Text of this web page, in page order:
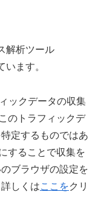
解析ツール
います。
ックデータの収集
のトラフィックデ
定するものではあ
することで収集を
ブラウザの設定を
しくはここをクリ